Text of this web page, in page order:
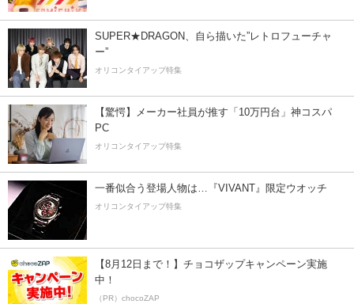
SUPER★DRAGON、自ら描いた”レトロフューチャ
ー”
オリコンタイアップ特集
【驚愕】メーカー社員が推す「10万円台」神コスパ
PC
オリコンタイアップ特集
一番似合う登場人物は…『VIVANT』限定ウオッチ
オリコンタイアップ特集
【8月12日まで！】チョコザップキャンペーン実施
中！
（PR）chocoZAP